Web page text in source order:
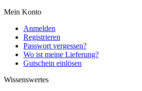
Mein Konto
Anmelden
Registrieren
Passwort vergessen?
Wo ist meine Lieferung?
Gutschein einlösen
Wissenswertes